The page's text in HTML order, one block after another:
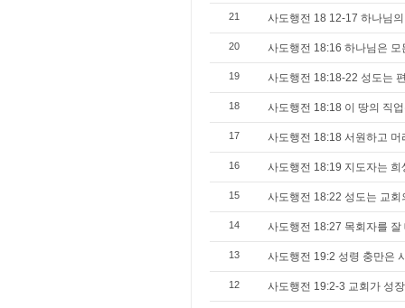
21 사도행전 18 12-17 하나님
20 사도행전 18:16 하나님은
19 사도행전 18:18-22 성도는
18 사도행전 18:18 이 땅의 직
17 사도행전 18:18 서원하고 머
16 사도행전 18:19 지도자는
15 사도행전 18:22 성도는 교
14 사도행전 18:27 목회자를
13 사도행전 19:2 성령 충만은
12 사도행전 19:2-3 교회가 성